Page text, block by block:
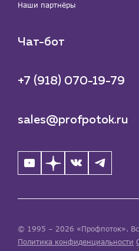
Наши партнёры
Чат-бот
+7 (918) 070-19-79
sales@profpotok.ru
© 1995 – 2026 «Профпоток».
Политика конфиденциальности